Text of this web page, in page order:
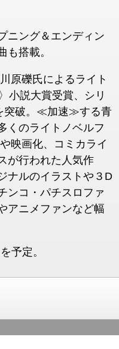
ニング＆エンディン
も搭載。
原礫氏によるライト
小説大賞受賞、シリ
突破。≪加速≫する青
くのライトノベルフ
映画化、コミカライ
が行われた人気作
ナルのイラストや３D
ンコ・パチスロファ
アニメファンなど幅
予定。